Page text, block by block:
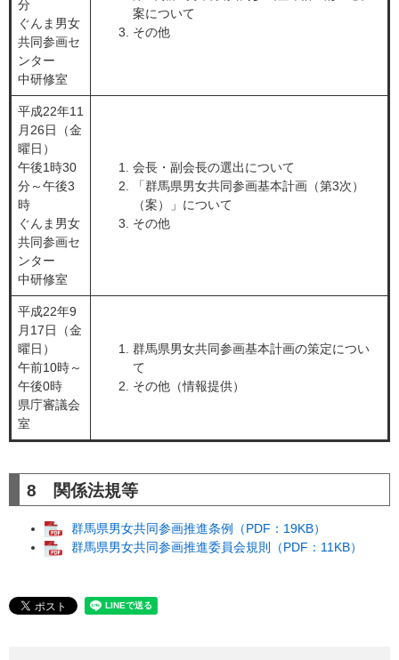
分
ぐんま男女
共同参画セ
ンター
中研修室
案について
その他
平成22年11
月26日（金
曜日）
午後1時30
分～午後3
時
ぐんま男女
共同参画セ
ンター
中研修室
会長・副会長の選出について
「群馬県男女共同参画基本計画（第3次）
（案）」について
その他
平成22年9
月17日（金
曜日）
午前10時～
午後0時
県庁審議会
室
群馬県男女共同参画基本計画の策定につい
て
その他（情報提供）
8 関係法規等
群馬県男女共同参画推進条例（PDF：19KB）
群馬県男女共同参画推進委員会規則（PDF：11KB）